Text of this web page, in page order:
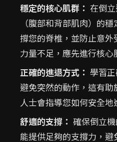
穩定的核心肌群： 在倒
（腹部和背部肌肉）的
撐您的脊椎，並防止意
力量不足，應先進行核心
正確的進退方式： 學習
避免突然的動作，這有
人士會指導您如何安全地
舒適的支撐： 確保倒立
能提供足夠的支撐力，